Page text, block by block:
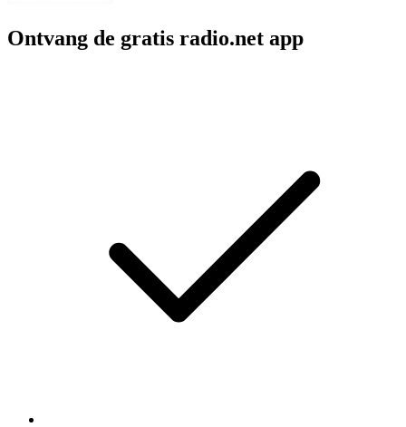
Ontvang de gratis radio.net app